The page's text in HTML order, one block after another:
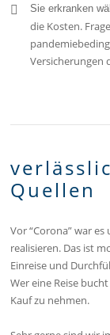
Sie erkranken
die Kosten.
Versicherungen
Quellen
Vor “Corona” war
realisieren. Das ist
Einreise und
Wer eine Reise
Kauf zu nehmen.